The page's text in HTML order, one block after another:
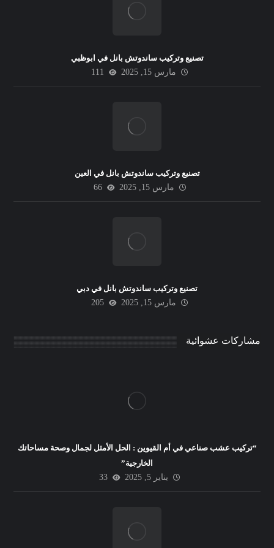
تصنيع وتركيب ساندوتش بانل في ابوظبي
مارس 15, 2025
111
تصنيع وتركيب ساندوتش بانل في العين
مارس 15, 2025
66
تصنيع وتركيب ساندوتش بانل في دبي
مارس 15, 2025
205
مشاركات عشوائية
“تركيب عشب صناعي في أم القيوين : الحل الأمثل لجمال وصحة مساحاتك
الخارجية”
يناير 5, 2025
33